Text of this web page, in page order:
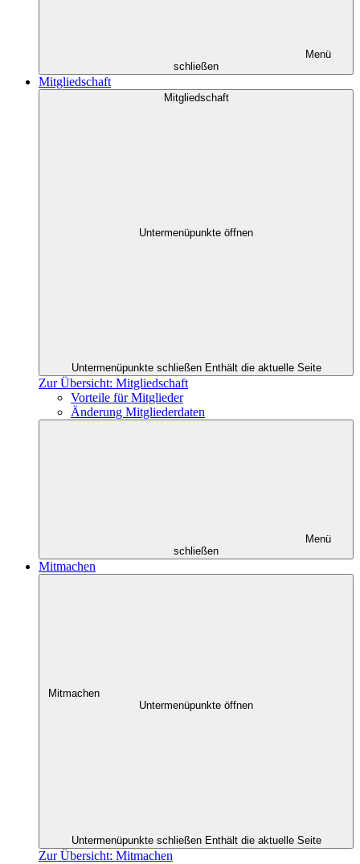
Menü
schließen
Mitgliedschaft
Mitgliedschaft
Untermenüpunkte öffnen
Untermenüpunkte schließen Enthält die aktuelle Seite
Zur Übersicht: Mitgliedschaft
Vorteile für Mitglieder
Änderung Mitgliederdaten
Menü
schließen
Mitmachen
Mitmachen
Untermenüpunkte öffnen
Untermenüpunkte schließen Enthält die aktuelle Seite
Zur Übersicht: Mitmachen